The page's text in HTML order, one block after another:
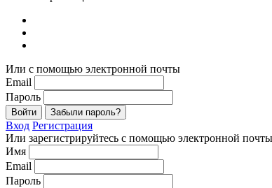
Или с помощью электронной почты
Email
Пароль
Войти Забыли пароль?
Вход Регистрация
Или зарегистрируйтесь с помощью электронной почты
Имя
Email
Пароль